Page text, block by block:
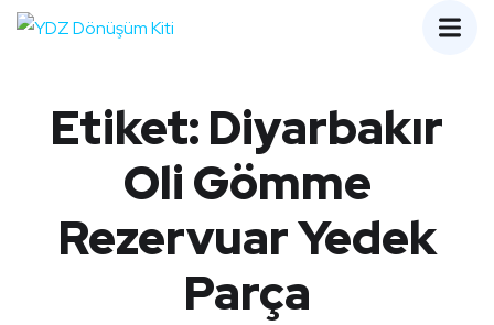
Etiket:Diyarbakır
Oli Gömme
Rezervuar Yedek
Parça